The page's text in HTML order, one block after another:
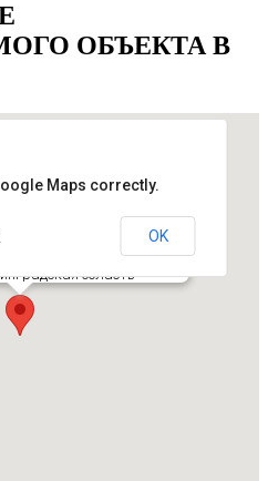
ОБЪЕКТА В
область
Maps correctly.
OK